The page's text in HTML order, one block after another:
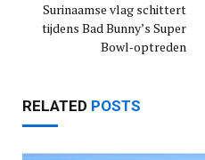
Surinaamse vlag schittert
tijdens Bad Bunny’s Super
Bowl‑optreden
RELATED POSTS